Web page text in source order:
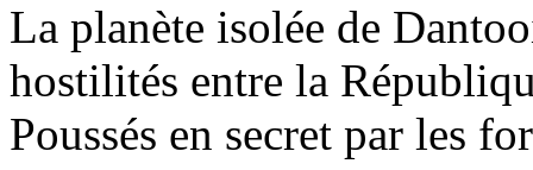
La planète isolée de
hostilités entre la
Poussés en secret par les